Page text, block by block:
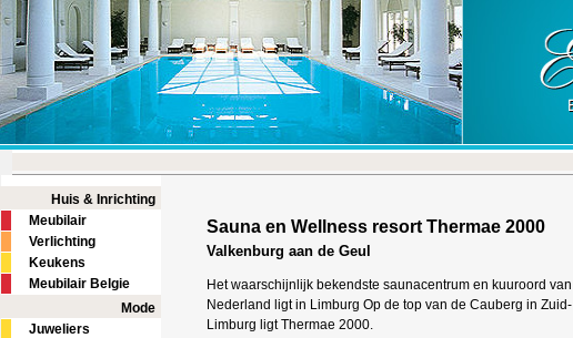
Sauna en Wellness resort Thermae 2000
Valkenburg aan de Geul
Het waarschijnlijk bekendste saunacentrum en kuuroord van
Nederland ligt in Limburg Op de top van de Cauberg in Zuid-
Limburg ligt Thermae 2000.
Huis & Inrichting
Meubilair
Verlichting
Keukens
Meubilair Belgie
Mode
Juweliers